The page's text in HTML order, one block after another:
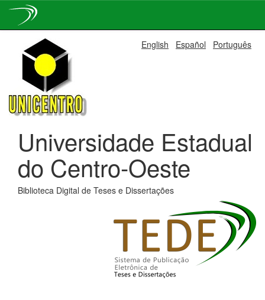
navigation
English Español Português
Universidade Estadual
do Centro-Oeste
Biblioteca Digital de Teses e Dissertações